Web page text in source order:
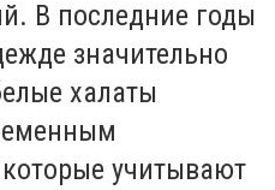
В последние годы
значительно
халаты
учитывают